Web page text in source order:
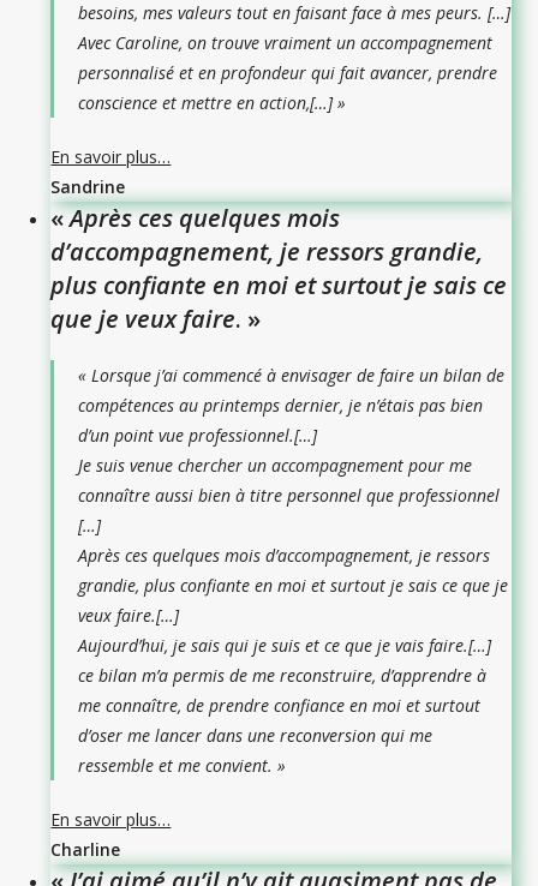
besoins, mes valeurs tout en faisant face à mes peurs. […]
Avec Caroline, on trouve vraiment un accompagnement
personnalisé et en profondeur qui fait avancer, prendre
conscience et mettre en action,[…] »
En savoir plus…
Sandrine
«Après ces quelques mois
d’accompagnement, je ressors grandie,
plus confiante en moi et surtout je sais ce
que je veux faire. »
« Lorsque j’ai commencé à envisager de faire un bilan de
compétences au printemps dernier, je n’étais pas bien
d’un point vue professionnel.[…]
Je suis venue chercher un accompagnement pour me
connaître aussi bien à titre personnel que professionnel
[…]
Après ces quelques mois d’accompagnement, je ressors
grandie, plus confiante en moi et surtout je sais ce que je
veux faire.[…]
Aujourd’hui, je sais qui je suis et ce que je vais faire.[…]
ce bilan m’a permis de me reconstruire, d’apprendre à
me connaître, de prendre confiance en moi et surtout
d’oser me lancer dans une reconversion qui me
ressemble et me convient. »
En savoir plus…
Charline